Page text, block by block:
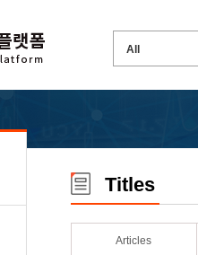
Titles
Articles